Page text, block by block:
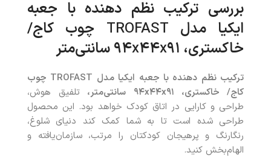
بررسی ترکیب نظم‌ دهنده با جعبه‌
ایکیا مدل TROFAST چوب کاج/
خاکستری، ۹۴
x۴۴x۹۱ سانتی‌متر
ترکیب نظم‌ دهنده با جعبه‌ ایکیا مدل TROFAST چوب
کاج/ خاکستری، ۹۴
x۴۴x۹۱ سانتی‌متر،
تلفیق هوش،
طراحی و کارایی در اتاق کودک خواهد بود. این محصول
طراحی شده است تا به شما کمک کند دنیای شلوغ،
رنگارنگ و پرهیجان کودکتان را مرتب، سازمان‌یافته و
الهام‌بخش کنید.